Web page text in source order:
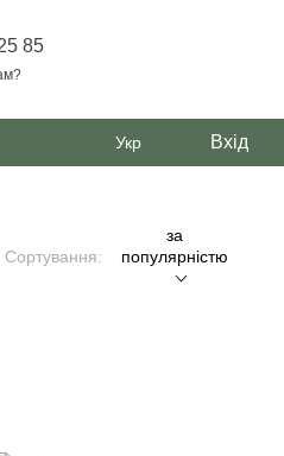
85
Укр Вхід
Сортування:
за
популярністю